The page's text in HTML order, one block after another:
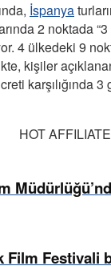
İspanya
2 noktada
4 ülkedeki 9
kişiler
karşılığında
HOT
Film Festivali